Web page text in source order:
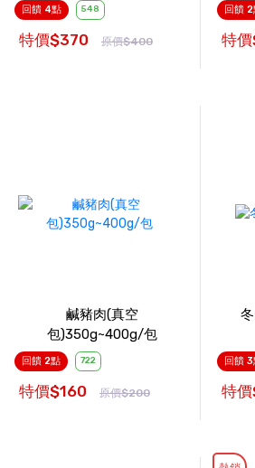
回饋 4點 548
特價$370 原價$400
回饋 2
特
鹹豬肉(真空
包)350g~400g/包
回饋 2點 722
特價$160 原價$200
回饋 3
特